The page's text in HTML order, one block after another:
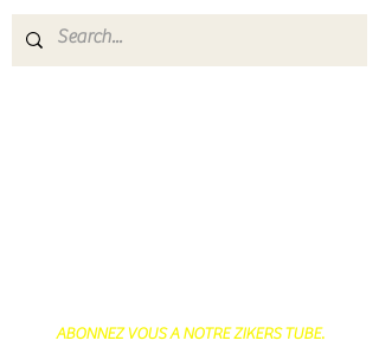
ABONNEZ VOUS A NOTRE ZIKERS TUBE.